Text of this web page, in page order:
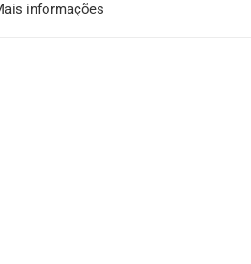
informações